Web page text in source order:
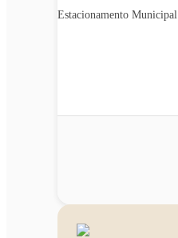
Estacionamento Municipal